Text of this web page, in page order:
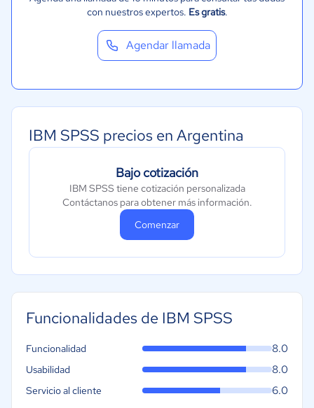
con nuestros expertos. Es gratis.
Agendar llamada
IBM SPSS precios en Argentina
Bajo cotización
IBM SPSS tiene cotización personalizada
Contáctanos para obtener más información.
Comenzar
Funcionalidades de IBM SPSS
Funcionalidad 8.0
Usabilidad 8.0
Servicio al cliente 6.0